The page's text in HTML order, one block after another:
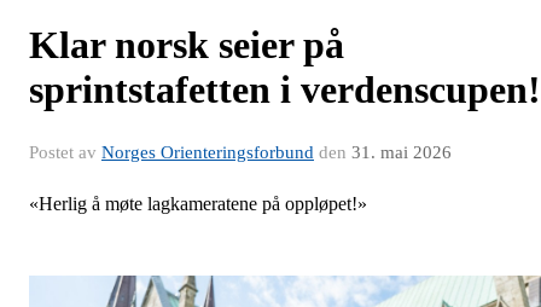
Klar norsk seier på
sprintstafetten i verdenscupen!
Postet av Norges Orienteringsforbund den 31. mai 2026
«Herlig å møte lagkameratene på oppløpet!»